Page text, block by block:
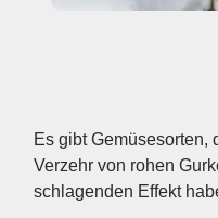
Es gibt
Verzehr von rohen
schlagenden Effekt
Pektine, die die